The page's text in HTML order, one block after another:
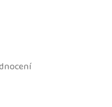
je 5 z 5 hvězdiček.